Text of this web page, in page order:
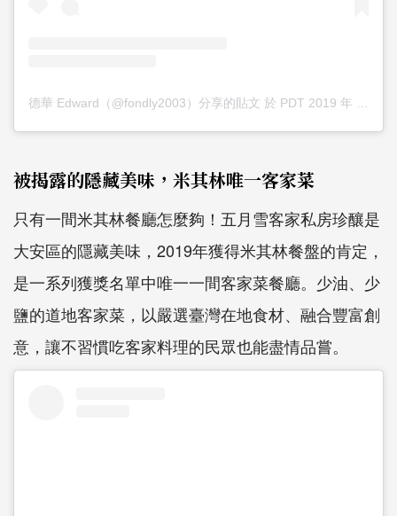
德華 Edward（@fondly2003）分享的貼文 於 PDT 2019 年 4月 月 18 日 上午 5:39
被揭露的隱藏美味，米其林唯一客家菜
只有一間米其林餐廳怎麼夠！五月雪客家私房珍釀是
大安區的隱藏美味，2019年獲得米其林餐盤的肯定，
是一系列獲獎名單中唯一一間客家菜餐廳。少油、少
鹽的道地客家菜，以嚴選臺灣在地食材、融合豐富創
意，讓不習慣吃客家料理的民眾也能盡情品嘗。